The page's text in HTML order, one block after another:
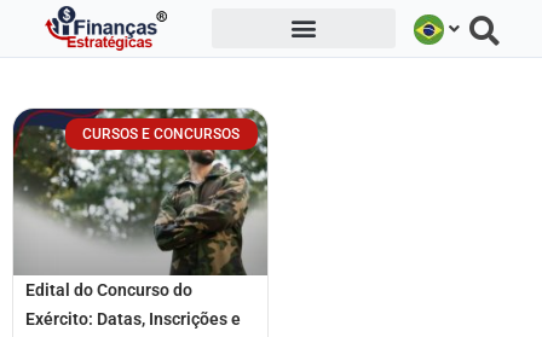
CURSOS E CONCURSOS
Edital do Concurso do
Exército: Datas, Inscrições e